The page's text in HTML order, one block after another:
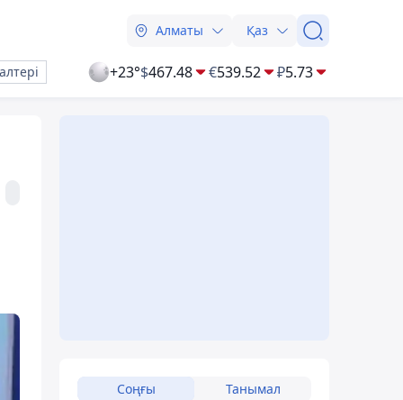
Алматы Қаз
+23°$467.48 €539.52 ₽5.73
Соңғы Танымал